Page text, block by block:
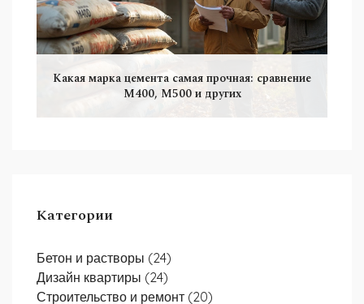
Какая марка цемента самая прочная: сравнение
М400, М500 и других
Категории
Бетон и растворы (24)
Дизайн квартиры (24)
Строительство и ремонт (20)